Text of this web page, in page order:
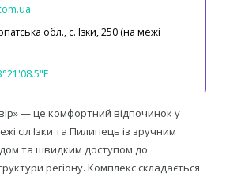
обл., с. Ізки, 250 (на межі
— це комфортний відпочинок у
сіл Ізки та Пилипець із зручним
та швидким доступом до
регіону. Комплекс складається